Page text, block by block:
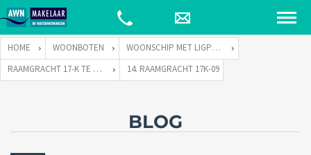
HOME WOONBOTEN
WOONSCHIP MET LIGPLAATS
RAAMGRACHT 17-K TE 1011 KJ AMSTERDAM
14. RAAMGRACHT 17K-09
BLOG